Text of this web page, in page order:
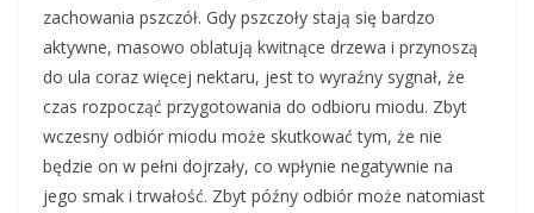
zachowania pszczół. Gdy pszczoły stają się bardzo
aktywne, masowo oblatują kwitnące drzewa i przynoszą
do ula coraz więcej nektaru, jest to wyraźny sygnał, że
czas rozpocząć przygotowania do odbioru miodu. Zbyt
wczesny odbiór miodu może skutkować tym, że nie
będzie on w pełni dojrzały, co wpłynie negatywnie na
jego smak i trwałość. Zbyt późny odbiór może natomiast